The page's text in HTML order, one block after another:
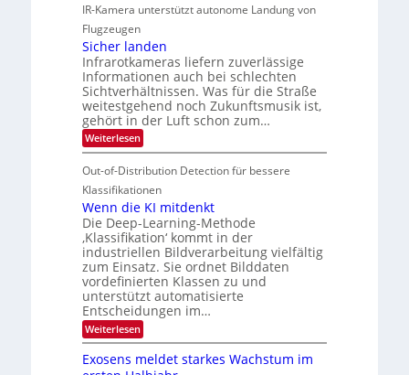
M
e
m
s
u
n
d
M
a
n
t
i
S
p
e
c
t
r
a
l
i
c
h
k
e
i
t
e
n
d
e
r
i
n
V
I
S
I
O
N
T
e
c
h
T
a
l
k
s
u
i
d
e
d
T
o
u
r
e
u
f
d
e
r
V
I
S
I
IR-Kamera unterstützt autonome Landung von
Flugzeugen
Sicher landen
Infrarotkameras liefern zuverlässige
Informationen auch bei schlechten
Sichtverhältnissen. Was für die Straße
weitestgehend noch Zukunftsmusik ist,
gehört in der Luft schon zum…
Weiterlesen:
S
c
h
e
l
a
n
d
e
n
Out-of-Distribution Detection für bessere
Klassifikationen
Wenn die KI mitdenkt
Die Deep-Learning-Methode
‚Klassifikation‘ kommt in der
industriellen Bildverarbeitung vielfältig
zum Einsatz. Sie ordnet Bilddaten
vordefinierten Klassen zu und
unterstützt automatisierte
Entscheidungen im…
Weiterlesen:
W
n
Exosens meldet starkes Wachstum im